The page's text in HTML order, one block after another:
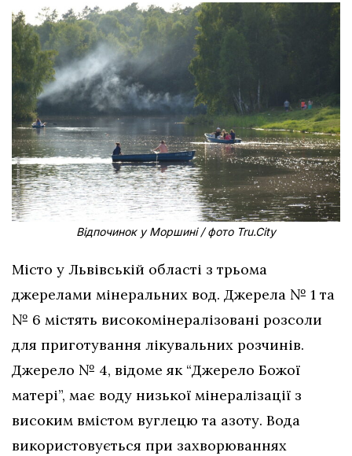
Відпочинок у Моршині / фото Tru.City
Місто у Львівській області з трьома
джерелами мінеральних вод. Джерела № 1 та
№ 6 містять високомінералізовані розсоли
для приготування лікувальних розчинів.
Джерело № 4, відоме як “Джерело Божої
матері”, має воду низької мінералізації з
високим вмістом вуглецю та азоту. Вода
використовується при захворюваннях